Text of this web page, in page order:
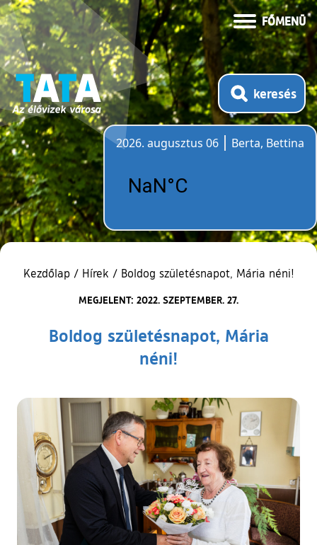
FŐMENÜ
keresés
2026. augusztus 06
Berta, Bettina
Kezdőlap / Hírek / Boldog születésnapot, Mária néni!
MEGJELENT: 2022. SZEPTEMBER. 27.
Boldog születésnapot, Mária
néni!